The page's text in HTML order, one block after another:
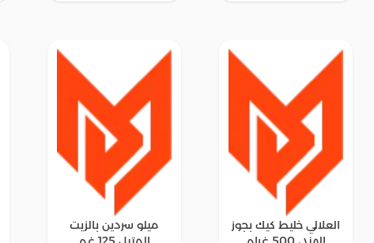
العلالي خليط كيك بجوز
ميلو سردين بالزيت